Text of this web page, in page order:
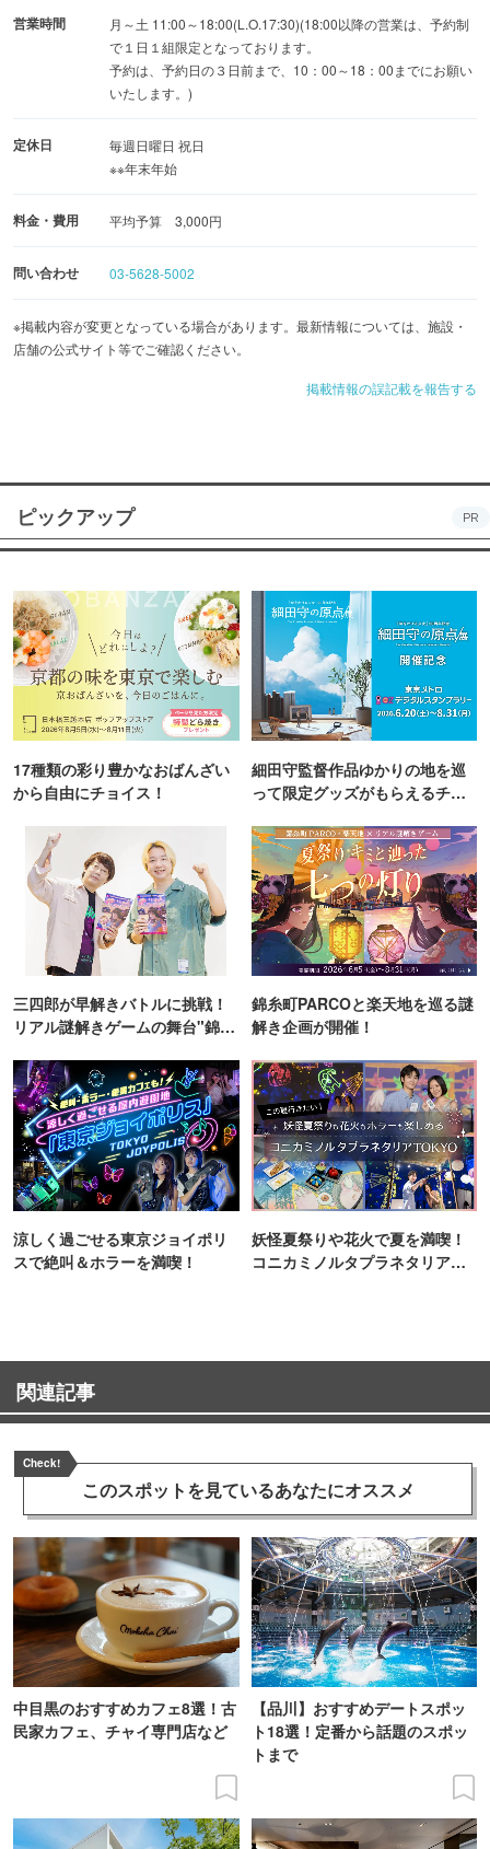
●厳選したワインとカクテルの数々400円～
●アフターヌーンの女子会は茶話会コースがおすすめ！
●テイクアウトメニュー有り
●無料駐車場も2台分有り
営業時間
月～土 11:00～18:00(L.O.17:30)(18:00以降の営業は、予約制
で１日１組限定となっております。
予約は、予約日の３日前まで、10：00～18：00までにお願い
いたします。)
定休日
毎週日曜日 祝日
※※年末年始
料金・費用 平均予算 3,000円
問い合わせ 03-5628-5002
※掲載内容が変更となっている場合があります。最新情報については、施設・
店舗の公式サイト等でご確認ください。
掲載情報の誤記載を報告する
ピックアップ PR
17種類の彩り豊かなおばんざい
から自由にチョイス！
細田守監督作品ゆかりの地を巡
って限定グッズがもらえるチャ
三四郎が早解きバトルに挑戦！
リアル謎解きゲームの舞台"錦糸
錦糸町PARCOと楽天地を巡る謎
解き企画が開催！
涼しく過ごせる東京ジョイポリ
スで絶叫＆ホラーを満喫！
妖怪夏祭りや花火で夏を満喫！
コニカミノルタプラネタリア
関連記事
Check!
このスポットを見ているあなたにオススメ
中目黒のおすすめカフェ8選！古
民家カフェ、チャイ専門店など
【品川】おすすめデートスポッ
ト18選！定番から話題のスポッ
トまで